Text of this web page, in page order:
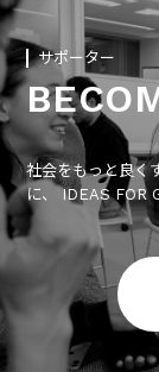
サポーター
社会をもっと良く
に、 IDEAS FOR